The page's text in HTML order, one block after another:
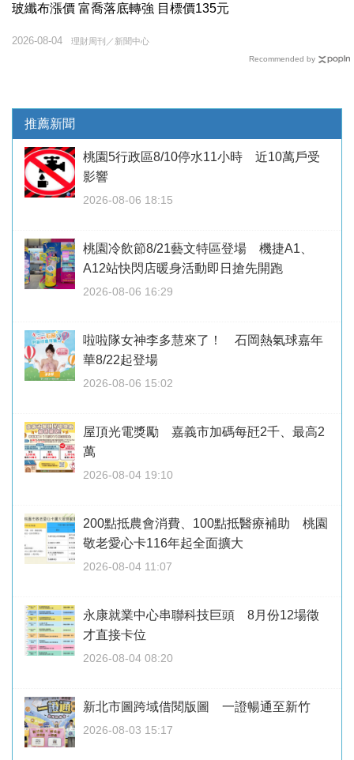
玻纖布漲價 富喬落底轉強 目標價135元
理財周刊／新聞中心
2026-08-04
Recommended by
推薦新聞
桃園5行政區8/10停水11小時 近10萬戶受
影響
2026-08-06 18:15
桃園冷飲節8/21藝文特區登場 機捷A1、
A12站快閃店暖身活動即日搶先開跑
2026-08-06 16:29
啦啦隊女神李多慧來了！ 石岡熱氣球嘉年
華8/22起登場
2026-08-06 15:02
屋頂光電獎勵 嘉義市加碼每瓩2千、最高2
萬
2026-08-04 19:10
200點抵農會消費、100點抵醫療補助 桃園
敬老愛心卡116年起全面擴大
2026-08-04 11:07
永康就業中心串聯科技巨頭 8月份12場徵
才直接卡位
2026-08-04 08:20
新北市圖跨域借閱版圖 一證暢通至新竹
2026-08-03 15:17